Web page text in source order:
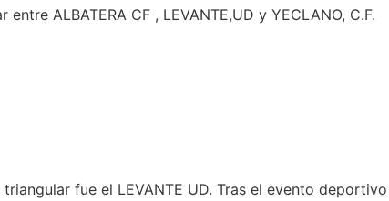
ALBATERA CF , LEVANTE,UD y YECLANO, C.F.
fue el LEVANTE UD. Tras el evento